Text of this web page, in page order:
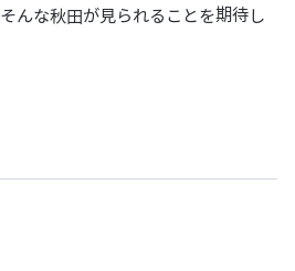
んな秋田が見られることを期待し